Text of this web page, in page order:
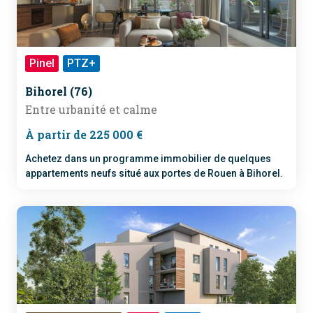
Pinel PTZ+
Bihorel (76)
Entre urbanité et calme
À partir de 225 000 €
Achetez dans un programme immobilier de quelques
appartements neufs situé aux portes de Rouen à Bihorel.